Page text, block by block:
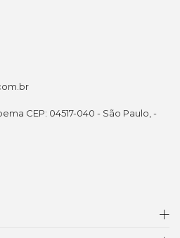
CEP: 04517-040 - São Paulo, -